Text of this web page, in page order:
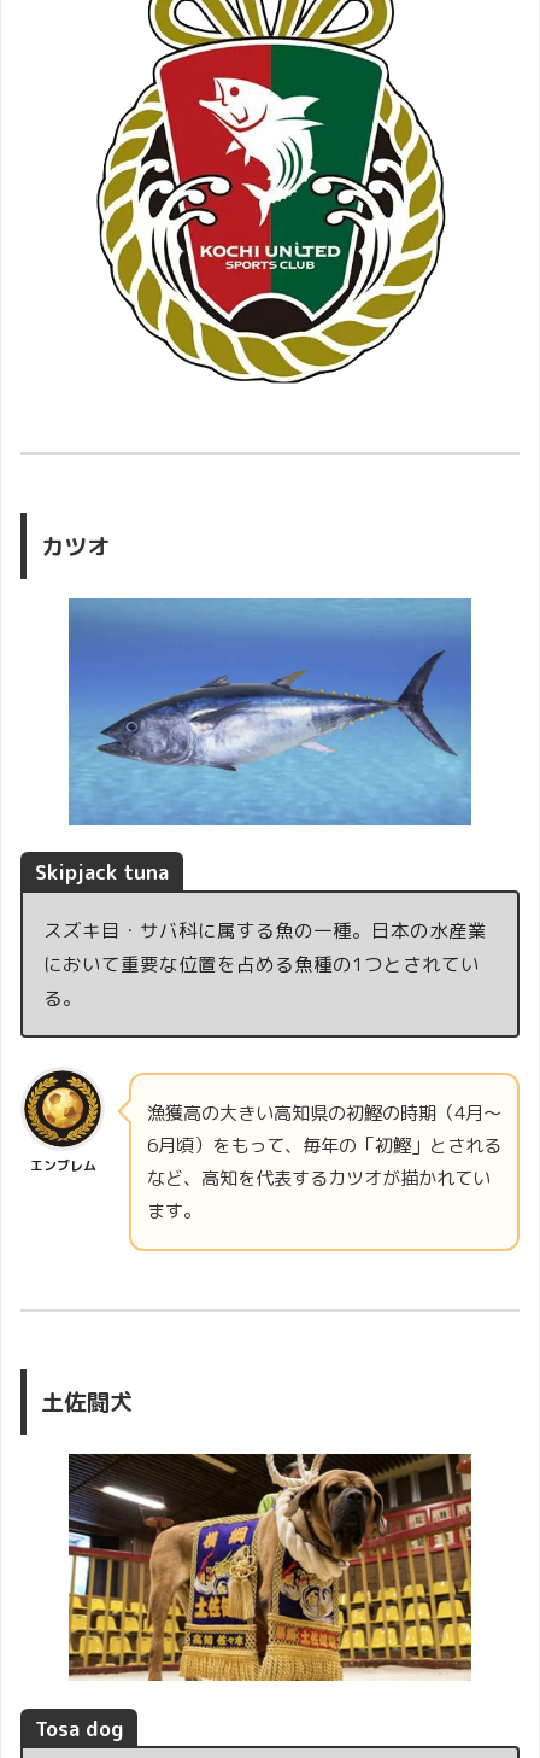
カツオ
Skipjack tuna
スズキ目・サバ科に属する魚の一種。日本の水産業
において重要な位置を占める魚種の1つとされてい
る。
エンブレム
漁獲高の大きい高知県の初鰹の時期（4月〜
6月頃）をもって、毎年の「初鰹」とされる
など、高知を代表するカツオが描かれてい
ます。
土佐闘犬
Tosa dog